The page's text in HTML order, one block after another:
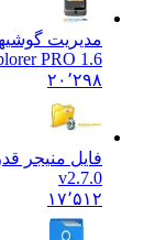
PRO 1.6.
۲۰٬۲۹۸
فایل منیجر
v2.7.0
۱۷٬۵۱۲